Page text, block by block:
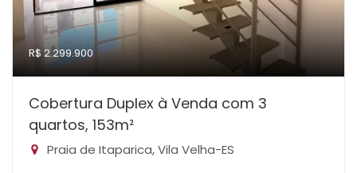
R$ 2.299.900
Cobertura Duplex à Venda com 3
quartos, 153m²
Praia de Itaparica, Vila Velha-ES